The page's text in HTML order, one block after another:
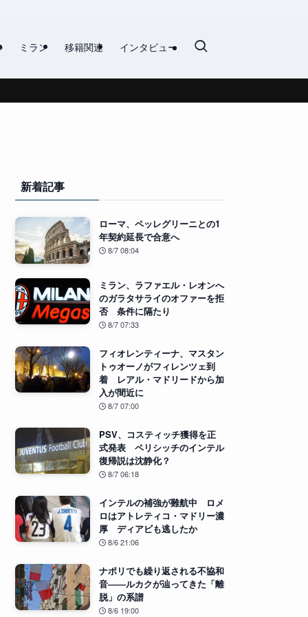
ミラン 移籍関連 インタビュー
新着記事
ローマ、ペッレグリーニとの1
年契約延長で合意へ
8/7 08:04
ミラン、ラファエル・レオンへ
のガラタサライのオファーを拒
否 条件に隔たり
8/7 07:33
フィオレンティーナ、マスタン
トゥオーノがフィレンツェ到
着 レアル・マドリードから加
入が間近に
8/7 07:00
PSV、コスティッチ獲得を正
式発表 ペリシッチのインテル
復帰説は沈静化？
8/7 06:18
インテルの補強が難航中 ロメ
ロはアトレティコ・マドリー濃
厚 ディアビも逃したか
8/6 21:06
ナポリでも繰り返される不協和
音――ルカクが辿ってきた「離
脱」の系譜
8/6 19:00